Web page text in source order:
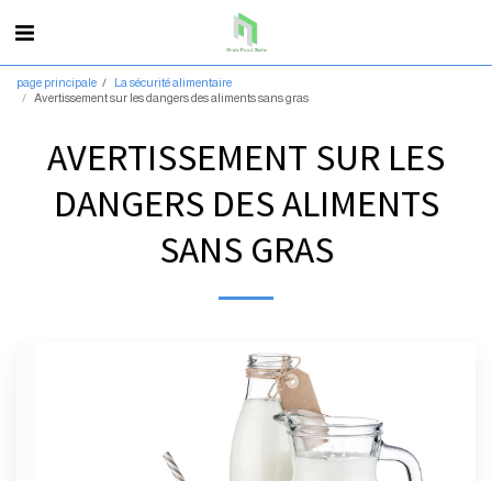
page principale
La sécurité alimentaire
Avertissement sur les dangers des aliments sans gras
AVERTISSEMENT SUR LES
DANGERS DES ALIMENTS
SANS GRAS